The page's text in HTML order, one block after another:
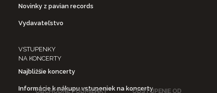
Novinky z pavian records
Vydavateľstvo
VSTUPENKY
NA KONCERTY
Najbližšie koncerty
Informácie k nákupu vstupeniek na koncerty
OBCHODNÉ PODMIENKY ODSTÚPENIE OD